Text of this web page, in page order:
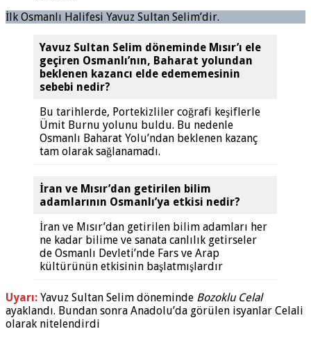
İlk Osmanlı Halifesi Yavuz Sultan Selim’dir.
Yavuz Sultan Selim döneminde Mısır’ı ele
geçiren Osmanlı’nın, Baharat yolundan
beklenen kazancı elde edememesinin
sebebi nedir?
Bu tarihlerde, Portekizliler coğrafi keşiflerle
Ümit Burnu yolunu buldu. Bu nedenle
Osmanlı Baharat Yolu’ndan beklenen kazanç
tam olarak sağlanamadı.
İran ve Mısır’dan getirilen bilim
adamlarının Osmanlı’ya etkisi nedir?
İran ve Mısır’dan getirilen bilim adamları her
ne kadar bilime ve sanata canlılık getirseler
de Osmanlı Devleti’nde Fars ve Arap
kültürünün etkisinin başlatmışlardır
Uyarı: Yavuz Sultan Selim döneminde Bozoklu Celal
ayaklandı. Bundan sonra Anadolu’da görülen isyanlar Celali
olarak nitelendirdi